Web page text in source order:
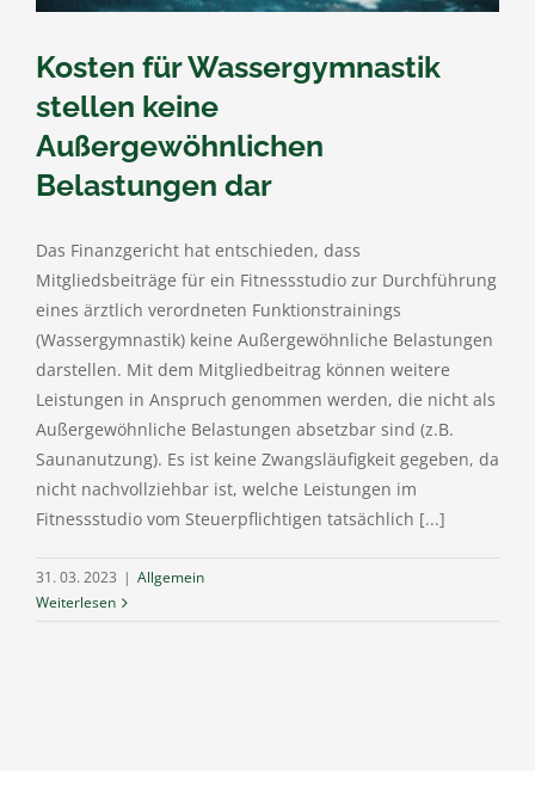
Kosten für Wassergymnastik
stellen keine
Außergewöhnlichen
Belastungen dar
Das Finanzgericht hat entschieden, dass
Mitgliedsbeiträge für ein Fitnessstudio zur Durchführung
eines ärztlich verordneten Funktionstrainings
(Wassergymnastik) keine Außergewöhnliche Belastungen
darstellen. Mit dem Mitgliedbeitrag können weitere
Leistungen in Anspruch genommen werden, die nicht als
Außergewöhnliche Belastungen absetzbar sind (z.B.
Saunanutzung). Es ist keine Zwangsläufigkeit gegeben, da
nicht nachvollziehbar ist, welche Leistungen im
Fitnessstudio vom Steuerpflichtigen tatsächlich [...]
31. 03. 2023 | Allgemein
Weiterlesen